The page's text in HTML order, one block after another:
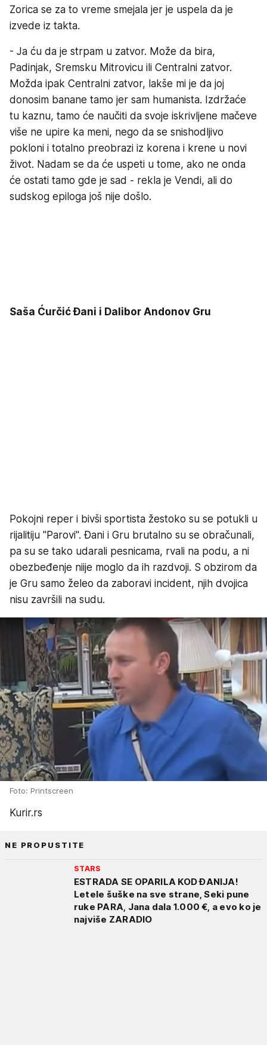
Zorica se za to vreme smejala jer je uspela da je
izvede iz takta.
- Ja ću da je strpam u zatvor. Može da bira,
Padinjak, Sremsku Mitrovicu ili Centralni zatvor.
Možda ipak Centralni zatvor, lakše mi je da joj
donosim banane tamo jer sam humanista. Izdržaće
tu kaznu, tamo će naučiti da svoje iskrivljene mačeve
više ne upire ka meni, nego da se snishodljivo
pokloni i totalno preobrazi iz korena i krene u novi
život. Nadam se da će uspeti u tome, ako ne onda
će ostati tamo gde je sad - rekla je Vendi, ali do
sudskog epiloga još nije došlo.
Saša Ćurčić Đani i Dalibor Andonov Gru
Pokojni reper i bivši sportista žestoko su se potukli u
rijalitiju "Parovi". Đani i Gru brutalno su se obračunali,
pa su se tako udarali pesnicama, rvali na podu, a ni
obezbeđenje niije moglo da ih razdvoji. S obzirom da
je Gru samo želeo da zaboravi incident, njih dvojica
nisu završili na sudu.
Foto: Printscreen
Kurir.rs
NE PROPUSTITE
STARS
ESTRADA SE OPARILA KOD ĐANIJA!
Letele šuške na sve strane, Seki pune
ruke PARA, Jana dala 1.000 €, a evo ko je
najviše ZARADIO